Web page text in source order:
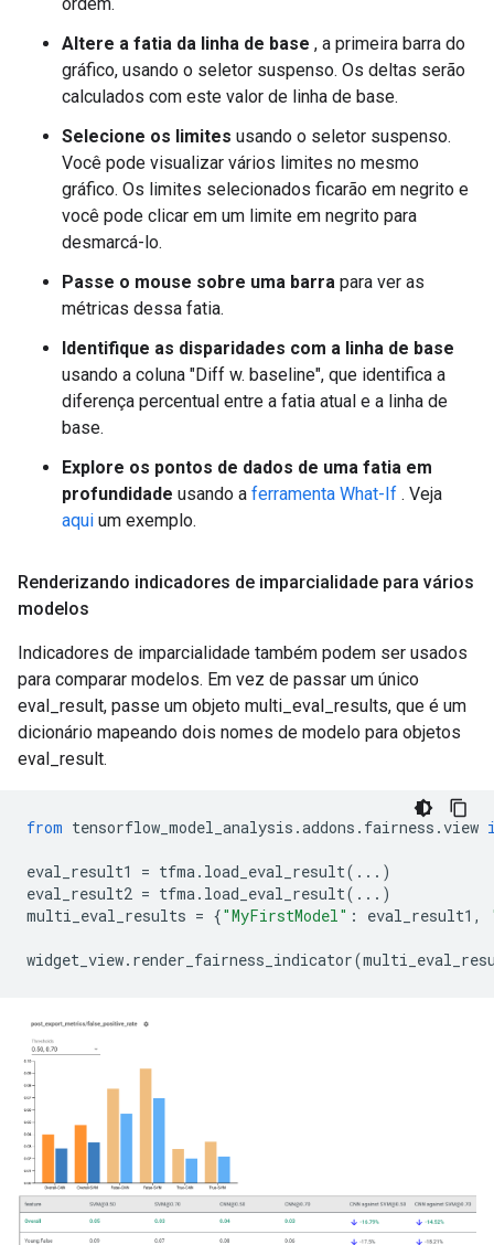
Altere a fatia da linha de base , a primeira barra do
gráfico, usando o seletor suspenso. Os deltas serão
calculados com este valor de linha de base.
Selecione os limites usando o seletor suspenso.
Você pode visualizar vários limites no mesmo
gráfico. Os limites selecionados ficarão em negrito e
você pode clicar em um limite em negrito para
desmarcá-lo.
Passe o mouse sobre uma barra para ver as
métricas dessa fatia.
Identifique as disparidades com a linha de base
usando a coluna "Diff w. baseline", que identifica a
diferença percentual entre a fatia atual e a linha de
base.
Explore os pontos de dados de uma fatia em
profundidade usando a ferramenta What-If . Veja
aqui um exemplo.
Renderizando indicadores de imparcialidade para vários
modelos
Indicadores de imparcialidade também podem ser usados ​​
para comparar modelos. Em vez de passar um único
eval_result, passe um objeto multi_eval_results, que é um
dicionário mapeando dois nomes de modelo para objetos
eval_result.
from tensorflow_model_analysis .addons . fairness .view
eval_result1 = tfma. load_eval_result(...)
eval_result2 = tfma. load_eval_result(...)
multi_eval_results = {"MyFirstModel" : eval_result1 ,
widget_view. render_fairness_indicator(